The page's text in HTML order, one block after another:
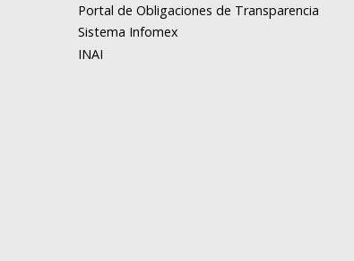
Portal de Obligaciones de Transparencia
Sistema Infomex
INAI